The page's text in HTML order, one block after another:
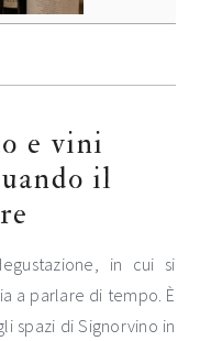
e vini
il
in cui si
a parlare di tempo. È
spazi di Signorvino in